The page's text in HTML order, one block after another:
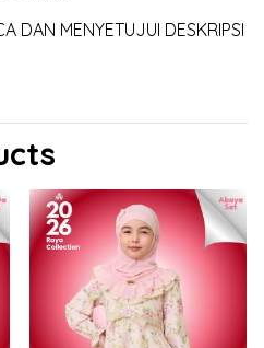
DAN MENYETUJUI DESKRIPSI